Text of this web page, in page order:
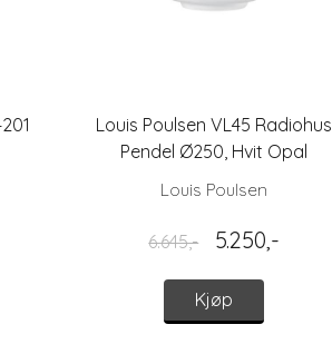
Louis Poulsen VL45 Radiohus
Pendel Ø250, Hvit Opal
Louis Poulsen
6.645,- 5.250,-
Kjøp